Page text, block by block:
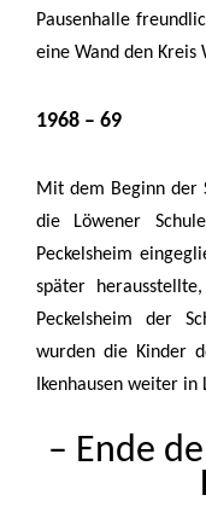
Pausenhalle
eine Wand den
1968 – 69
Mit dem Beginn der
die Löwener
Peckelsheim
später
Peckelsheim der
wurden die Kinder
Ikenhausen weiter
– Ende